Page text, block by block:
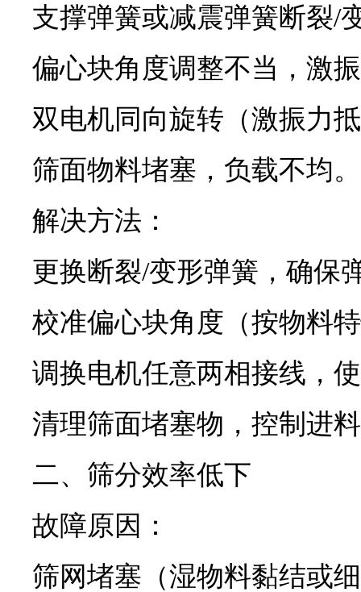
支撑弹簧或减震弹簧断裂/
偏心块角度调整不当，激
双电机同向旋转（激振力
筛面物料堵塞，负载不均。
解决方法：
更换断裂/变形弹簧，确保
校准偏心块角度（按物料
调换电机任意两相接线，
清理筛面堵塞物，控制进
二、筛分效率低下
故障原因：
筛网堵塞（湿物料黏结或